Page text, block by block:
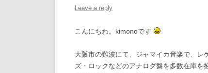
Leave a reply
こんにちわ。kimonoです
大阪市の難波にて、ジャマイカ音楽で、
ズ・ロックなどのアナログ盤を多数在庫